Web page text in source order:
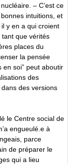
– C’est ce
intuitions, et
il y en a qui croient
que vérités
places du
la pensée
en soi” peut aboutir
des
des versions
le Centre social de
engueulé.e à
parce
de préparer le
qui a lieu